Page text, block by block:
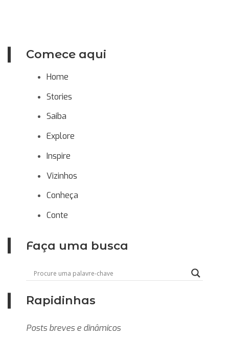
Comece aqui
Home
Stories
Saiba
Explore
Inspire
Vizinhos
Conheça
Conte
Faça uma busca
Rapidinhas
Posts breves e dinâmicos